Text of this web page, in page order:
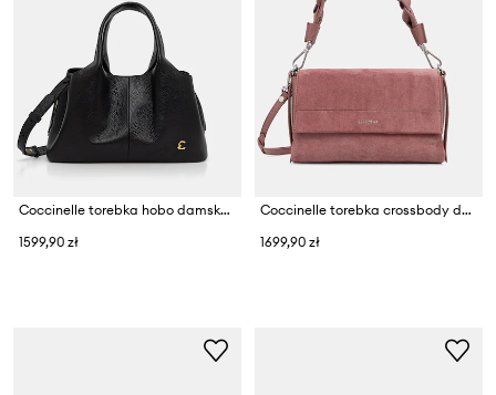
Coccinelle torebka hobo damska skórzana
1599,90 zł
Coccinelle torebka crossbody damska zamszowa
1699,90 zł